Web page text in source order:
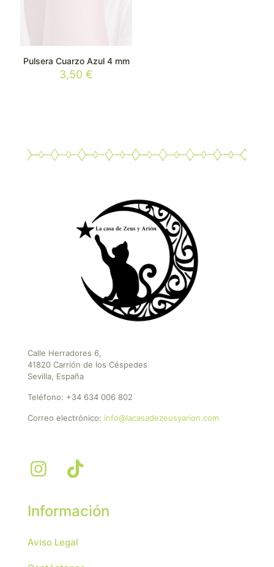
Pulsera Cuarzo Azul 4 mm
3,50€
Calle Herradores 6,
41820 Carrión de los Céspedes
Sevilla, España
Teléfono: +34 634 006 802
Correo electrónico: info@lacasadezeusyarion.com
Información
Aviso Legal